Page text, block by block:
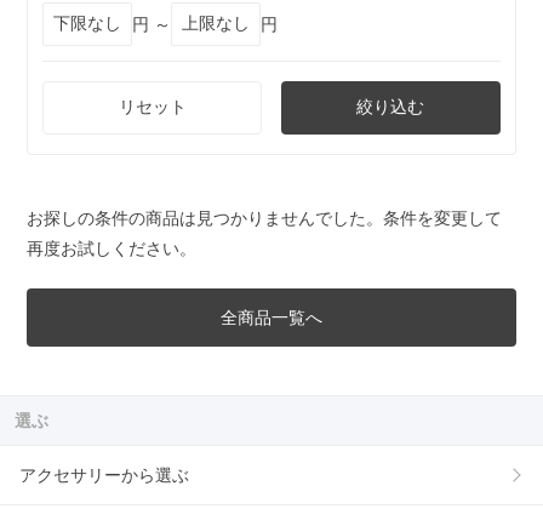
円 ～
円
リセット 絞り込む
お探しの条件の商品は見つかりませんでした。条件を変更して
再度お試しください。
全商品一覧へ
選ぶ
アクセサリーから選ぶ